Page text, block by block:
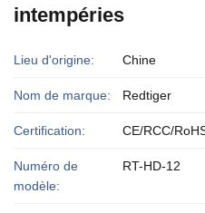
intempéries
Lieu d'origine: Chine
Nom de marque: Redtiger
Certification: CE/RCC/
Numéro de
modèle:
RT-HD-12